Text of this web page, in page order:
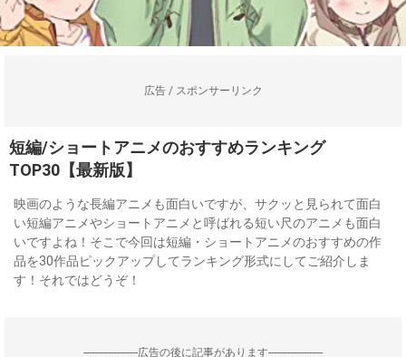
広告 / スポンサーリンク
短編/ショートアニメのおすすめランキング
TOP30【最新版】
映画のような長編アニメも面白いですが、サクッと見られて面白
い短編アニメやショートアニメと呼ばれる短い尺のアニメも面白
いですよね！そこで今回は短編・ショートアニメのおすすめの作
品を30作品ピックアップしてランキング形式にしてご紹介しま
す！それではどうぞ！
--------------------広告の後に記事があります--------------------